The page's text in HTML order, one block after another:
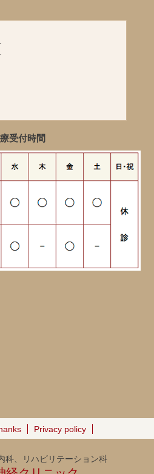
受付時間
Privacy policy
科、リハビリテーション科